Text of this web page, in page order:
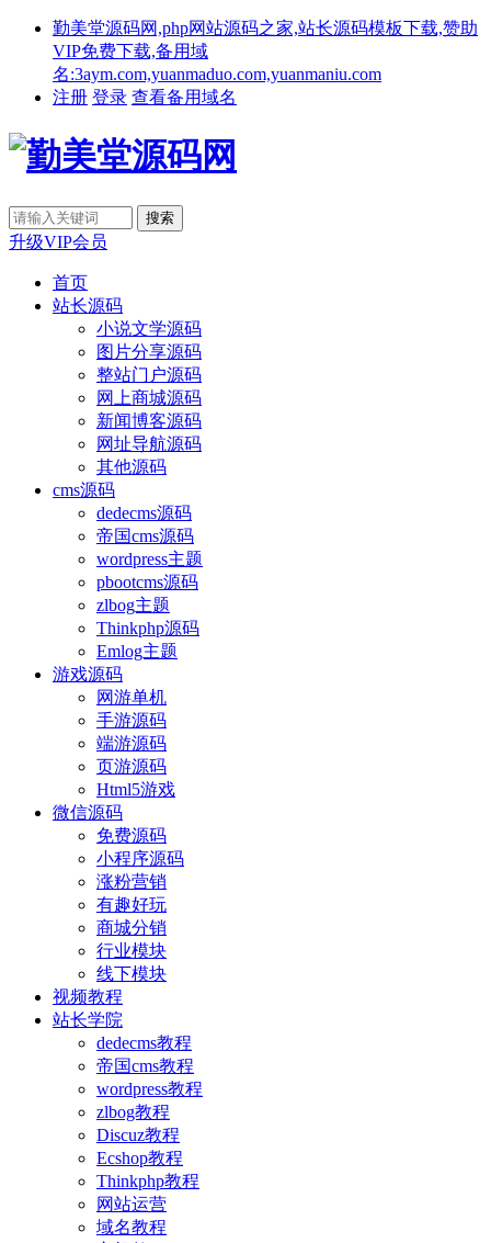
勤美堂源码网,php网站源码之家,站长源码模板下载,赞助
VIP免费下载,备用域
名:3aym.com,yuanmaduo.com,yuanmaniu.com
注册 登录 查看备用域名
升级VIP会员
首页
站长源码
小说文学源码
图片分享源码
整站门户源码
网上商城源码
新闻博客源码
网址导航源码
其他源码
cms源码
dedecms源码
帝国cms源码
wordpress主题
pbootcms源码
zlbog主题
Thinkphp源码
Emlog主题
游戏源码
网游单机
手游源码
端游源码
页游源码
Html5游戏
微信源码
免费源码
小程序源码
涨粉营销
有趣好玩
商城分销
行业模块
线下模块
视频教程
站长学院
dedecms教程
帝国cms教程
wordpress教程
zlbog教程
Discuz教程
Ecshop教程
Thinkphp教程
网站运营
域名教程